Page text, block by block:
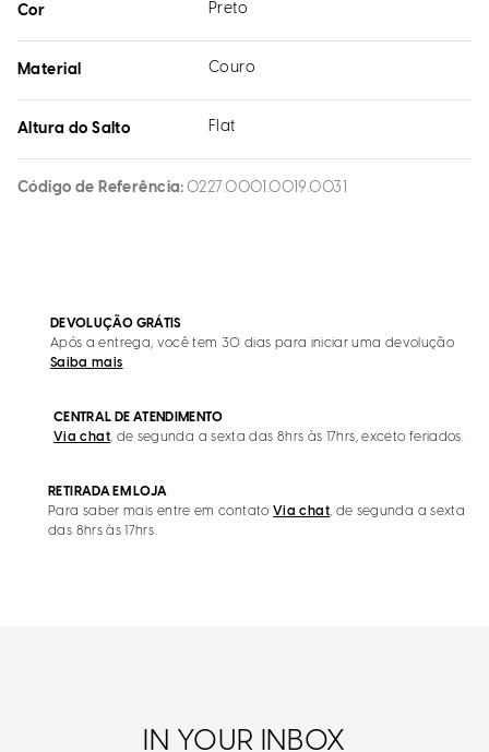
Cor Preto
Material Couro
Altura do Salto Flat
Código de Referência 0227.0001.0019.0031
DEVOLUÇÃO GRÁTIS
Após a entrega, você tem 30 dias para iniciar uma devolução
Saiba mais
CENTRAL DE ATENDIMENTO
Via chat, de segunda a sexta das 8hrs às 17hrs, exceto feriados.
RETIRADA EM LOJA
Para saber mais entre em contato Via chat, de segunda a sexta
das 8hrs às 17hrs
IN YOUR INBOX